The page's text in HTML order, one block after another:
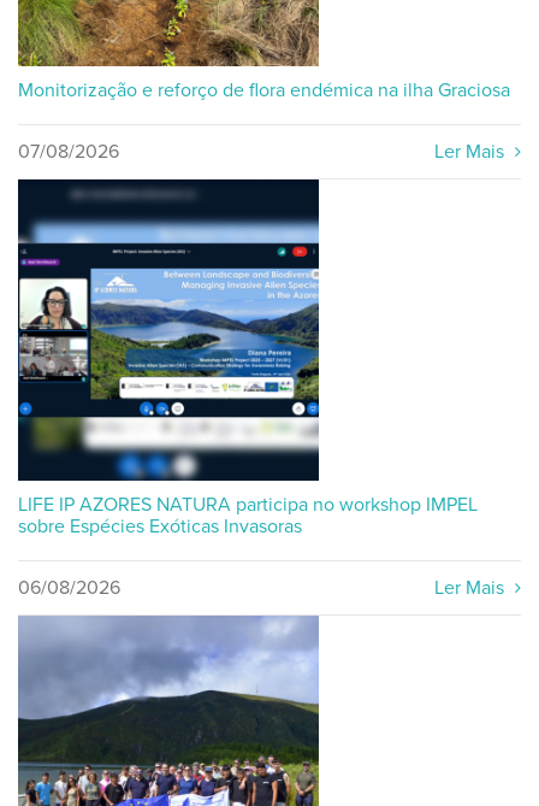
Monitorização e reforço de flora endémica na ilha Graciosa
07/08/2026 Ler Mais
LIFE IP AZORES NATURA participa no workshop IMPEL
sobre Espécies Exóticas Invasoras
06/08/2026 Ler Mais